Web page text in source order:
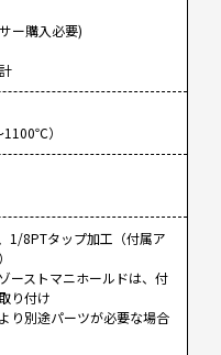
ー購入必要)
1100℃）
1/8PTタップ加工（付属ア
ーストマニホールドは、付
り付け
り別途パーツが必要な場合